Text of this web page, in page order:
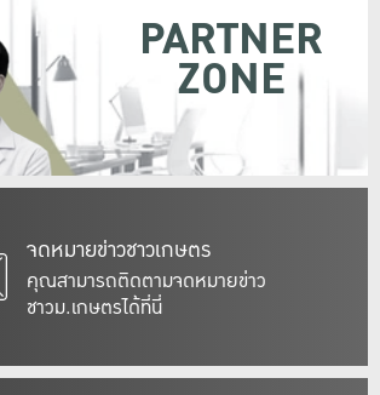
จดหมายข่าวชาวเกษตร
คุณสามารถติดตามจดหมายข่าว
ชาวม.เกษตรได้ที่นี่
PARTNER
ZONE